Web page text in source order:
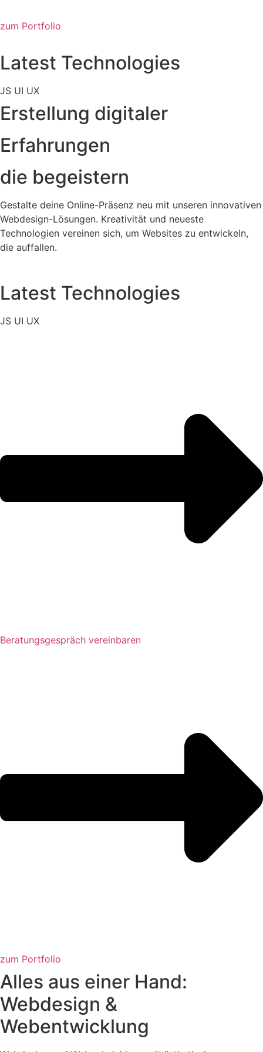
zum Portfolio
Latest Technologies
JS UI UX
Erstellung digitaler
Erfahrungen
die begeistern
Gestalte deine Online-Präsenz neu mit unseren innovativen
Webdesign-Lösungen. Kreativität und neueste
Technologien vereinen sich, um Websites zu entwickeln,
die auffallen.
Latest Technologies
JS UI UX
Beratungsgespräch vereinbaren
zum Portfolio
Alles aus einer Hand:
Webdesign &
Webentwicklung